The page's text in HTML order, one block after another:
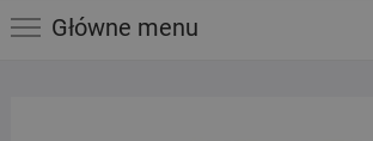
Główne menu